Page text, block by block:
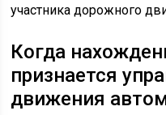
участника дорожного
Когда
признается
движения